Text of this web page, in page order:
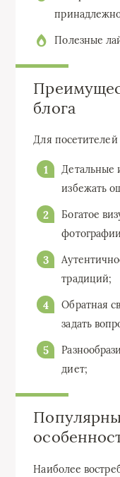
Полезные
блога
Для
Детальные
избежать
Богатое
традиций;
Обратная
задать
диет;
Наиболее